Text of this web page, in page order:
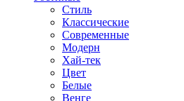
Стиль
Классические
Современные
Модерн
Хай-тек
Цвет
Белые
Венге